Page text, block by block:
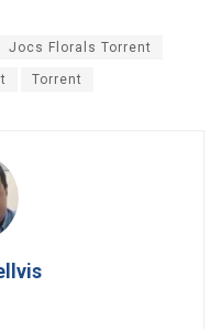
Jocs Florals Torrent
Torrent